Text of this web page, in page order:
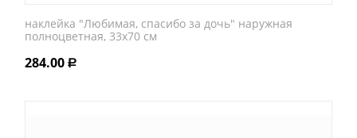
наклейка "Любимая, спасибо за дочь" наружная
полноцветная, 33х70 см
284.00 Р